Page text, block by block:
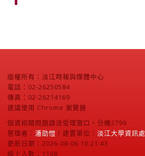
版權所有：淡江時報與媒體中心
電話：02-26250584
傳真：02-26214169
建議使用 Chrome 瀏覽器
個資相關問題請洽受理窗口，分機2799
管理者： 潘劭愷 / 建置單位： 淡江大學資訊處
更新日期：2026-08-06 10:21:43
線上人數：1168